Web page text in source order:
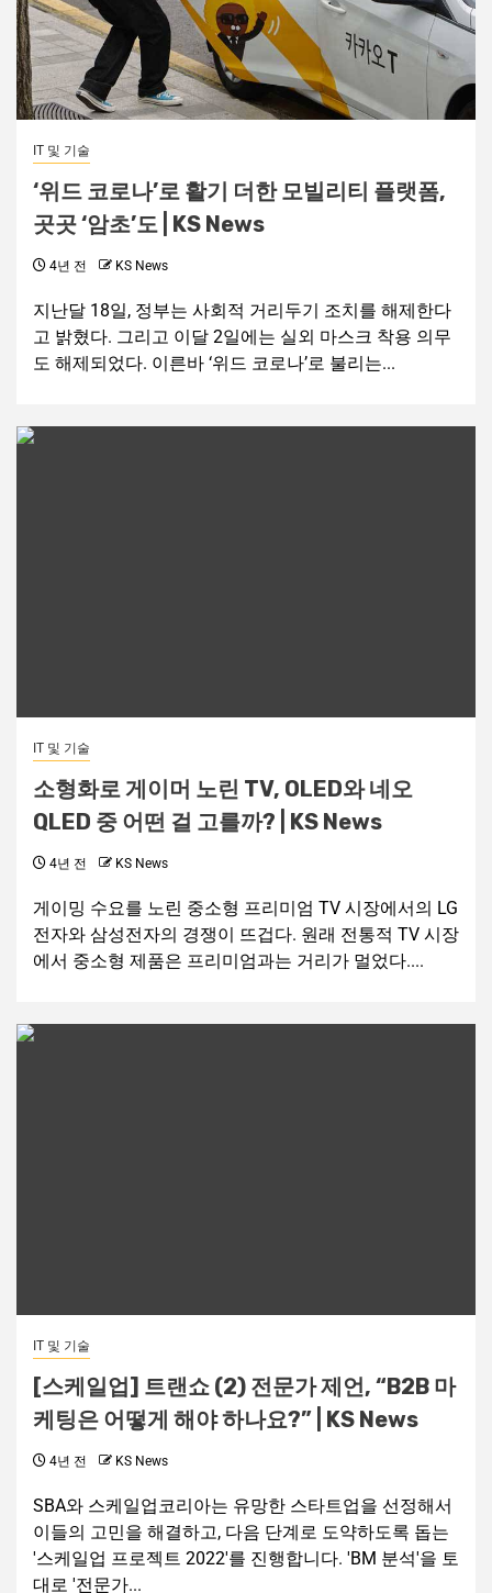
IT 및 기술
‘위드 코로나’로 활기 더한 모빌리티 플랫폼,
곳곳 ‘암초’도 | KS News
4년 전 KS News
지난달 18일, 정부는 사회적 거리두기 조치를 해제한다
고 밝혔다. 그리고 이달 2일에는 실외 마스크 착용 의무
도 해제되었다. 이른바 ‘위드 코로나’로 불리는...
IT 및 기술
소형화로 게이머 노린 TV, OLED와 네오
QLED 중 어떤 걸 고를까? | KS News
4년 전 KS News
게이밍 수요를 노린 중소형 프리미엄 TV 시장에서의 LG
전자와 삼성전자의 경쟁이 뜨겁다. 원래 전통적 TV 시장
에서 중소형 제품은 프리미엄과는 거리가 멀었다....
IT 및 기술
[스케일업] 트랜쇼 (2) 전문가 제언, “B2B 마
케팅은 어떻게 해야 하나요?” | KS News
4년 전 KS News
SBA와 스케일업코리아는 유망한 스타트업을 선정해서
이들의 고민을 해결하고, 다음 단계로 도약하도록 돕는
'스케일업 프로젝트 2022'를 진행합니다. 'BM 분석'을 토
대로 '전문가...